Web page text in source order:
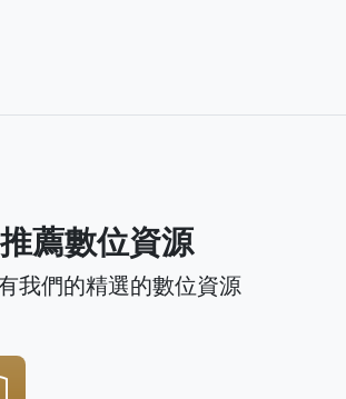
推薦數位資源
我們的精選的數位資源